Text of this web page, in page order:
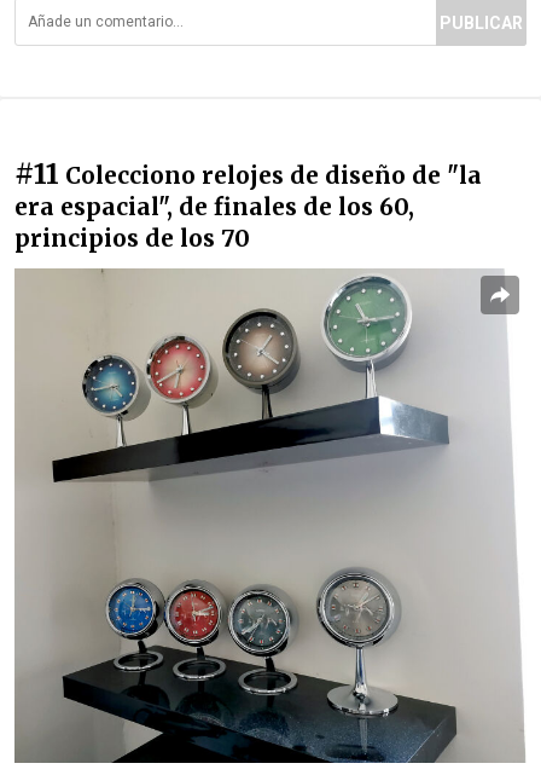
PUBLICAR
#11 Colecciono relojes de diseño de "la
era espacial", de finales de los 60,
principios de los 70